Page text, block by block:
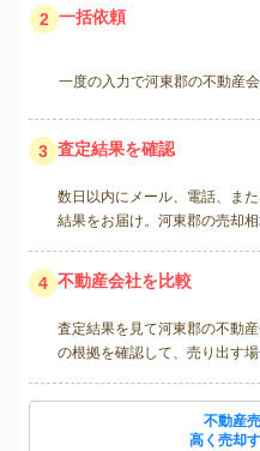
2 一括依頼
一度の入力で河東郡の不動産
3 査定結果を確認
数日以内にメール、電話、ま
結果をお届け。河東郡の売却相
4 不動産会社を比較
査定結果を見て河東郡の不動
の根拠を確認して、売り出す場
不動産
高く売却